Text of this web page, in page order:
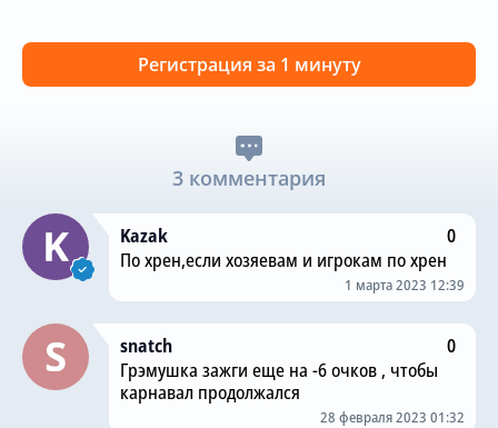
Регистрация за 1 минуту
3 комментария
Kazak
0
По хрен,если хозяевам и игрокам по хрен
1 марта 2023 12:39
snatch
0
Грэмушка зажги еще на -6 очков , чтобы
карнавал продолжался
28 февраля 2023 01:32